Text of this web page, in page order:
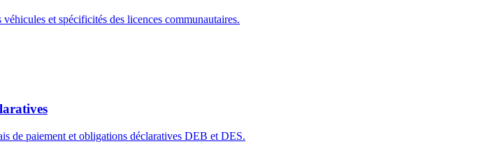
et spécificités des licences communautaires.
de paiement et obligations déclaratives DEB et DES.